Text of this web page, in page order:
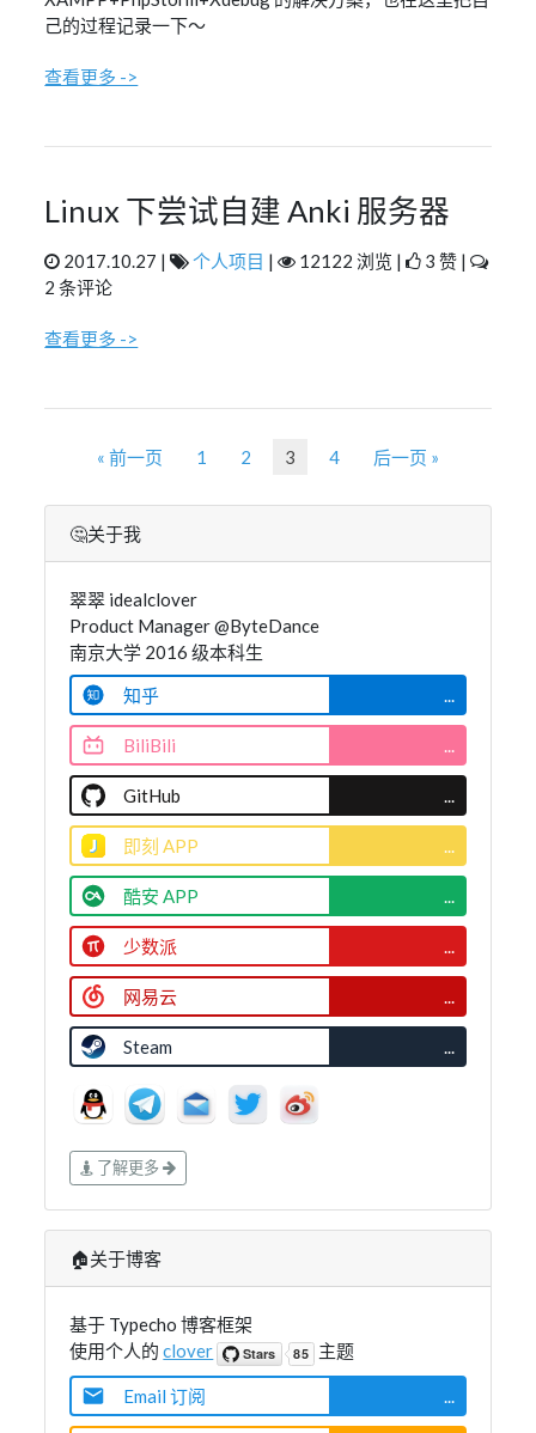
己的过程记录一下～
查看更多 ->
Linux 下尝试自建 Anki 服务器
2017.10.27 | 个人项目 | 12122 浏览 |
3 赞 |
2 条评论
查看更多 ->
« 前一页 1 2 3 4 后一页 »
🤔关于我
翠翠 idealclover
Product Manager @ByteDance
南京大学 2016 级本科生
知乎
...
BiliBili ...
GitHub ...
即刻 APP ...
酷安 APP ...
少数派 ...
网易云 ...
Steam ...
了解更多
🏠关于博客
基于 Typecho 博客框架
使用个人的clover 主题
Email 订阅